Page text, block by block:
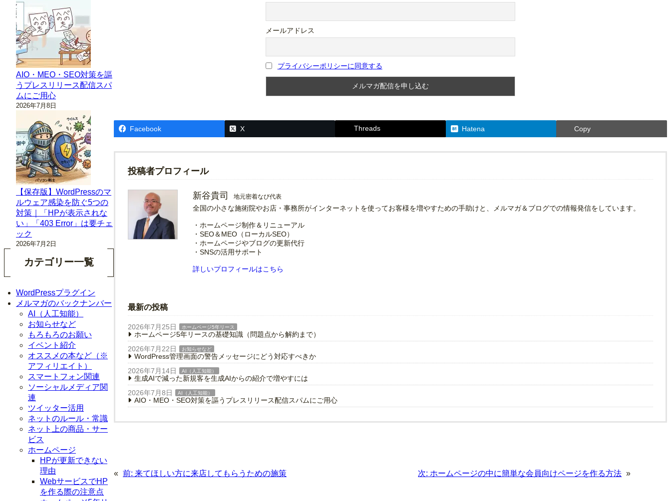
メールアドレス
プライバシーポリシーに同意する
Facebook X Threads Hatena Copy
投稿者プロフィール
新谷貴司 地元密着なび代表
全国の小さな施術院やお店・事務所がインターネットを使ってお客様を増やすための手助けと、メルマガ＆ブログでの情報発信をしています。
・ホームページ制作＆リニューアル
・SEO＆MEO（ローカルSEO）
・ホームページやブログの更新代行
・SNSの活用サポート
詳しいプロフィールはこちら
最新の投稿
2026年7月25日 ホームページ5年リース
ホームページ5年リースの基礎知識（問題点から解約まで）
2026年7月22日
お知らせなど
WordPress管理画面の警告メッセージにどう対応すべきか
2026年7月14日
AI（人工知能）
生成AIで減った新規客を生成AIからの紹介で増やすには
2026年7月8日
AI（人工知能）
AIO・MEO・SEO対策を謳うプレスリリース配信スパムにご用心
« 前: 来てほしい方に来店してもらうための施策 次: ホームページの中に簡単な会員向けページを作る方法 »
AIO・MEO・SEO対策を謳
うプレスリリース配信スパ
ムにご用心
2026年7月8日
【保存版】WordPressのマ
ルウェア感染を防ぐ5つの
対策｜「HPが表示されな
い」「403 Error」は要チェ
ック
2026年7月2日
カテゴリー一覧
WordPressプラグイン
メルマガのバックナンバー
AI（人工知能）
お知らせなど
もろもろのお願い
イベント紹介
オススメの本など（※
アフィリエイト）
スマートフォン関連
ソーシャルメディア関
連
ツイッター活用
ネットのルール・常識
ネット上の商品・サー
ビス
ホームページ
HPが更新できない
理由
WebサービスでHP
を作る際の注意点